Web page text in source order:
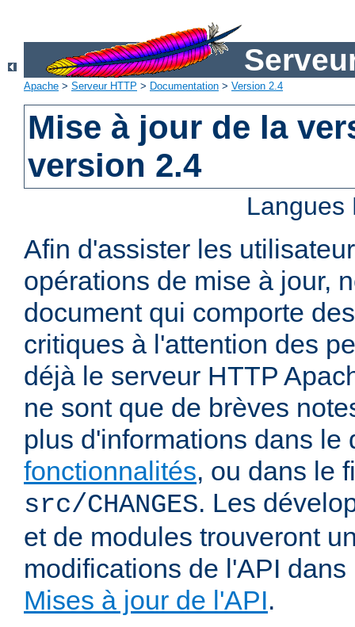
Apache > Serveur HTTP > Documentation > Version 2.4
Mise à jour de la
version 2.4
Afin d'assister les
opérations de mise à jour,
document qui comporte
critiques à l'attention des
déjà le serveur HTTP
ne sont que de brèves
plus d'informations dans
fonctionnalités, ou dans le
src/CHANGES. Les
et de modules trouveront
modifications de l'API
Mises à jour de l'API.